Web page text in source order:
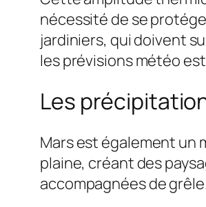
nécessité de se
jardiniers, qui doivent
les prévisions météo
Les
Mars est également un
plaine, créant des
accompagnées de